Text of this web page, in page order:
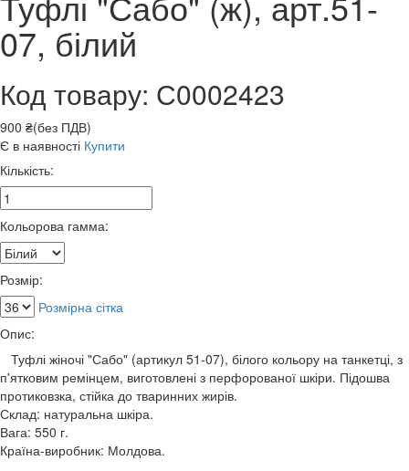
07, білий
Код товару: С0002423
900 ₴(без ПДВ)
Є в наявності Купити
Кількість:
Кольорова гамма:
Розмір:
Розмірна сітка
Опис:
Туфлі жіночі "Сабо" (артикул 51-07), білого кольору на танкетці, з
п'ятковим ремінцем, виготовлені з перфорованої шкіри. Підошва
протиковзка, стійка до тваринних жирів.
Склад: натуральна шкіра.
Вага: 550 г.
Країна-виробник: Молдова.